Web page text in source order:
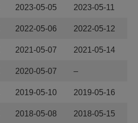
2023-05-05 2023-05-11
2022-05-06 2022-05-12
2021-05-07 2021-05-14
2020-05-07 –
2019-05-10 2019-05-16
2018-05-08 2018-05-15